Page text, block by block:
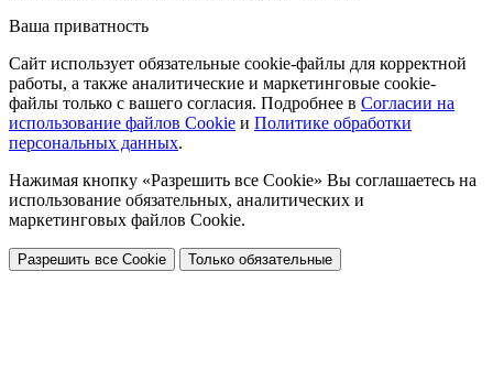
Ваша приватность
Сайт использует обязательные cookie-файлы для корректной
работы, а также аналитические и маркетинговые cookie-
файлы только с вашего согласия. Подробнее в Согласии на
использование файлов Cookie и Политике обработки
персональных данных.
Нажимая кнопку «Разрешить все Cookie» Вы соглашаетесь на
использование обязательных, аналитических и
маркетинговых файлов Cookie.
Разрешить все Cookie Только обязательные